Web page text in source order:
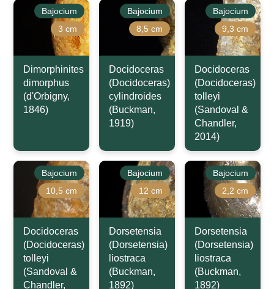
Bajocium
3 cm
Dimorphinites
dimorphus
(d'Orbigny,
1846)
Bajocium
8,5 cm
Docidoceras
(Docidoceras)
cylindroides
(Buckman,
1919)
Bajocium
9,3 cm
Docidoceras
(Docidoceras)
tolleyi
(Sandoval &
Chandler,
2014)
Bajocium
10,5 cm
Docidoceras
(Docidoceras)
tolleyi
(Sandoval &
Chandler,
Bajocium
12 cm
Dorsetensia
(Dorsetensia)
liostraca
(Buckman,
1892)
Bajocium
2,2 cm
Dorsetensia
(Dorsetensia)
liostraca
(Buckman,
1892)